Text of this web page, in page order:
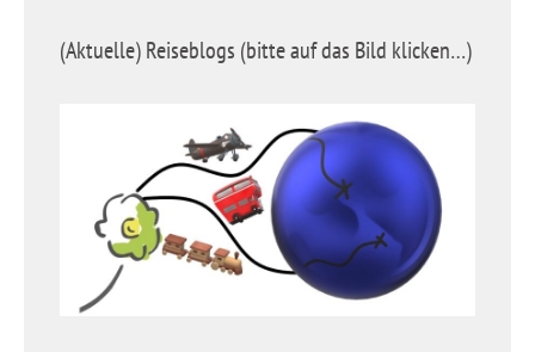
(Aktuelle) Reiseblogs (bitte auf das Bild klicken…)